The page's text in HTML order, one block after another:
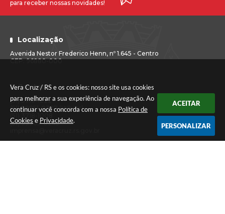
Vera Cruz / RS e os cookies: nosso site usa cookies
para melhorar a sua experiência de navegação. Ao
continuar você concorda com a nossa Política de
Cookies e Privacidade.
ACEITAR
PERSONALIZAR
Localização
Avenida Nestor Frederico Henn, nº 1.645 - Centro
CEP: 96880-000
Contato
(51) 3718-1222
(51) 99851-0387 (Whats)
(51) 99969-0245
para receber nossas novidades!